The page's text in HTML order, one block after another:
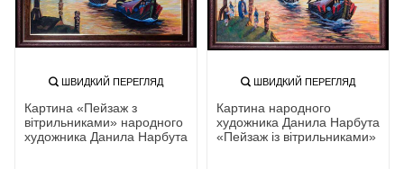
ШВИДКИЙ ПЕРЕГЛЯД
Картина «Пейзаж з
вітрильниками» народного
художника Данила Нарбута
ШВИДКИЙ ПЕРЕГЛЯД
Картина народного
художника Данила Нарбута
«Пейзаж із вітрильниками»